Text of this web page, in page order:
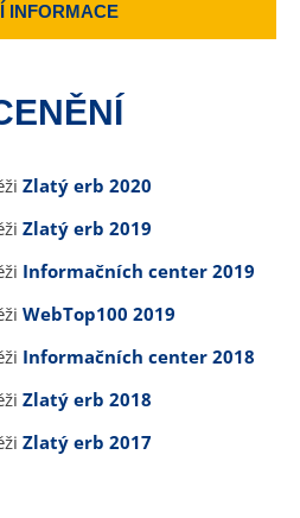
INFORMACE
Zlatý erb 2020
Zlatý erb 2019
Informačních center 2019
WebTop100 2019
Informačních center 2018
Zlatý erb 2018
Zlatý erb 2017